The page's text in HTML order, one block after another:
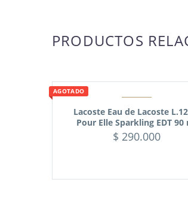
PRODUCTOS
AGOTADO
Lacoste Eau de Lacoste
Pour Elle Sparkling EDT 90
$ 290.000